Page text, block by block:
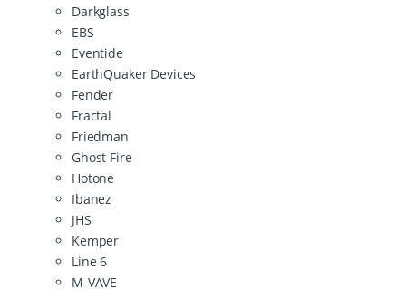
Darkglass
EBS
Eventide
EarthQuaker Devices
Fender
Fractal
Friedman
Ghost Fire
Hotone
Ibanez
JHS
Kemper
Line 6
M-VAVE